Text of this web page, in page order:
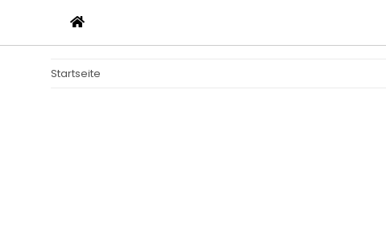
Startseite